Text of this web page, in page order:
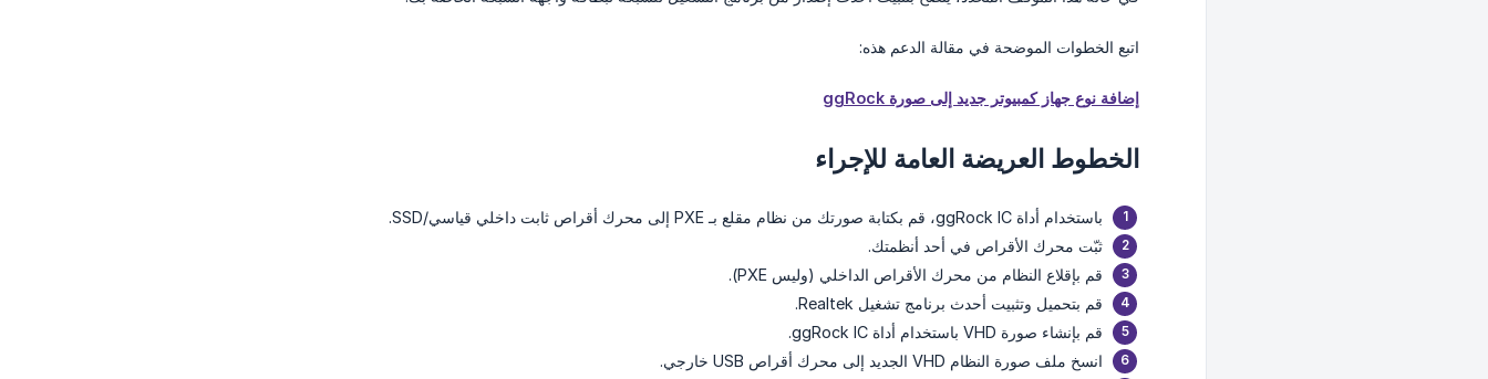
اتبع الخطوات الموضحة في مقالة الدعم هذه:
إضافة نوع جهاز كمبيوتر جديد إلى صورة ggRock
الخطوط العريضة العامة للإجراء
باستخدام أداة ggRock IC، قم بكتابة صورتك من نظام مقلع بـ PXE إلى محرك أقراص ثابت داخلي قياسي/SSD.
ثبّت محرك الأقراص في أحد أنظمتك.
قم بإقلاع النظام من محرك الأقراص الداخلي (وليس PXE).
قم بتحميل وتثبيت أحدث برنامج تشغيل Realtek.
قم بإنشاء صورة VHD باستخدام أداة ggRock IC.
انسخ ملف صورة النظام VHD الجديد إلى محرك أقراص USB خارجي.